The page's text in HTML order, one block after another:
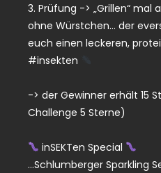
3. Prüfung -> „Grillen“ mal
ohne Würstchen… der
euch einen leckeren,
#insekten
-> der Gewinner erhält 15
Challenge 5 Sterne)
inSEKTen Special
…Schlumberger Sparkling